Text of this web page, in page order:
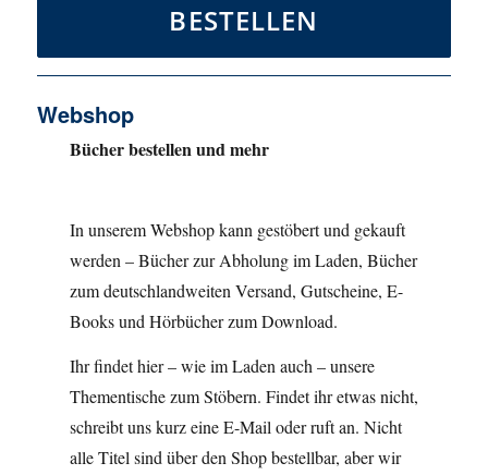
BESTELLEN
Webshop
Bücher bestellen und mehr
In unserem Webshop kann gestöbert und gekauft
werden – Bücher zur Abholung im Laden, Bücher
zum deutschlandweiten Versand, Gutscheine, E-
Books und Hörbücher zum Download.
Ihr findet hier – wie im Laden auch – unsere
Thementische zum Stöbern. Findet ihr etwas nicht,
schreibt uns kurz eine E-Mail oder ruft an. Nicht
alle Titel sind über den Shop bestellbar, aber wir